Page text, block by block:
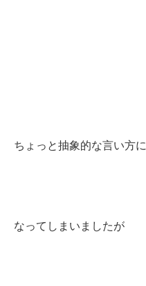
ちょっと抽象的な言い方に
なってしまいましたが